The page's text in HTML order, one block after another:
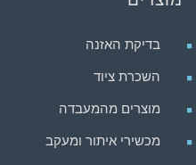
בדיקת האזנה
השכרת ציוד
מוצרים מהמעבדה
מכשירי איתור ומעקב